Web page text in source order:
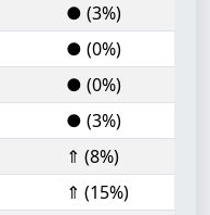
● (3%)
● (0%)
● (0%)
● (3%)
⇑ (8%)
⇑ (15%)